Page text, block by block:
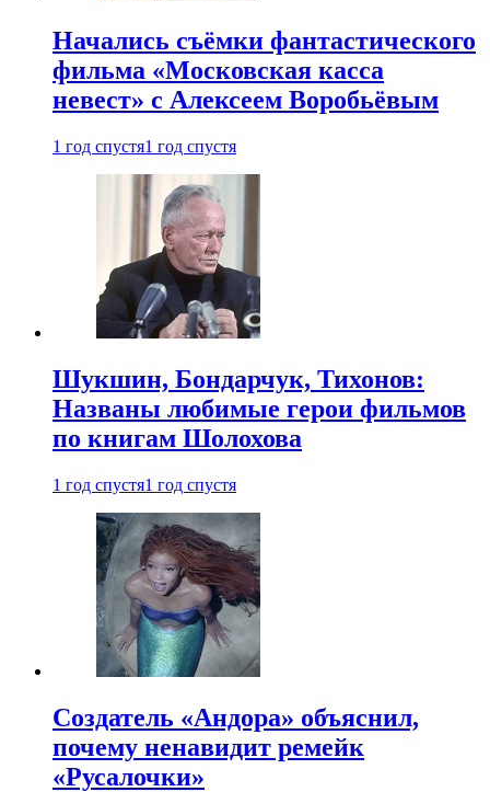
Начались съёмки фантастического
фильма «Московская касса
невест» с Алексеем Воробьёвым
1 год спустя1 год спустя
Шукшин, Бондарчук, Тихонов:
Названы любимые герои фильмов
по книгам Шолохова
1 год спустя1 год спустя
Создатель «Андора» объяснил,
почему ненавидит ремейк
«Русалочки»